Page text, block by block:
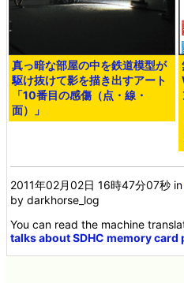
真っ暗な部屋の中を鉄道模型が
駆け抜けて影を描き出すアート
「10番目の感傷（点・線・
面）」
2011年02月02日 16時47分07秒
by darkhorse_log
You can read the machine
talks about SDHC memory card